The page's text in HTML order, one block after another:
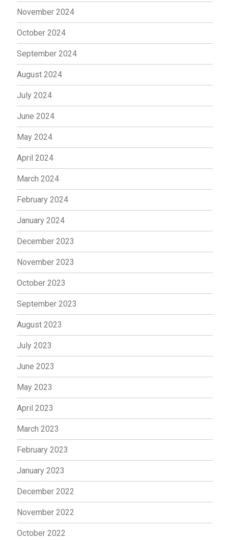
November 2024
October 2024
September 2024
August 2024
July 2024
June 2024
May 2024
April 2024
March 2024
February 2024
January 2024
December 2023
November 2023
October 2023
September 2023
August 2023
July 2023
June 2023
May 2023
April 2023
March 2023
February 2023
January 2023
December 2022
November 2022
October 2022